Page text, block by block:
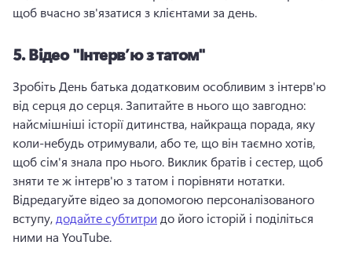
щоб вчасно зв'язатися з клієнтами за день.
5.Відео "Інтерв’ю з татом"
Зробіть День батька додатковим особливим з інтерв'ю
від серця до серця. Запитайте в нього що завгодно:
найсмішніші історії дитинства, найкраща порада, яку
коли-небудь отримували, або те, що він таємно хотів,
щоб сім'я знала про нього. Виклик братів і сестер, щоб
Відредагуйте відео за допомогою персоналізованого
вступу, додайте субтитри до його історій і поділіться
ними на YouTube.